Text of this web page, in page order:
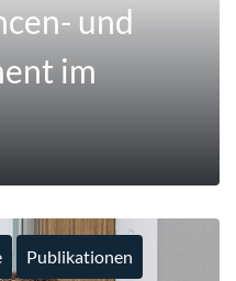
und
im
Publikationen